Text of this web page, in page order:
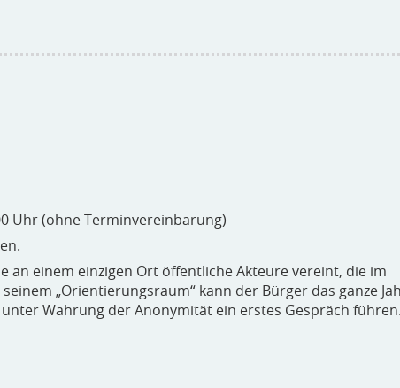
Uhr (ohne Terminvereinbarung)
an einem einzigen Ort öffentliche Akteure vereint, die im
„Orientierungsraum“ kann der Bürger das ganze
Wahrung der Anonymität ein erstes Gespräch